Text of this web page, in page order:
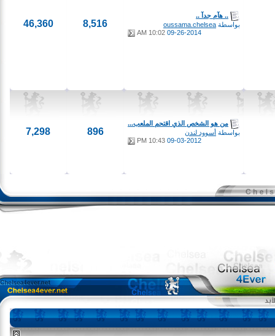
.. هآم جدآ ..
بواسطةoussama.chelsea
09-26-2014
10:02 AM
8,516
46,360
من هو الشخص الذي اقتحم الملعب...
بواسطةأسوود لندن
09-03-2012
10:43 PM
896
7,298